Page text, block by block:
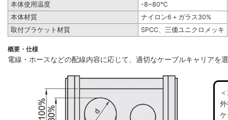
本体使用温度
-8~80℃
本体材質
ナイロン6＋ガラス30%
取付ブラケット材質
SPCC、三価ユニクロメッキ
概要・仕様
電線・ホースなどの配線内容に応じて、適切なケーブルキャリアを